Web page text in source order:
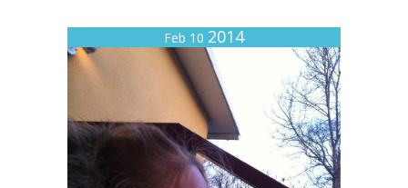
Feb 10 2014